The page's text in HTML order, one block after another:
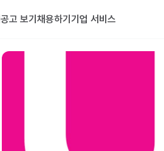
공고 보기 채용하기 기업 서비스